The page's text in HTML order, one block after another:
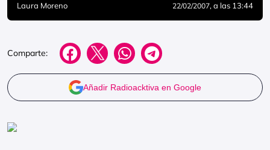
Laura Moreno 22/02/2007, a las 13:44
Comparte:
Añadir Radioacktiva en Google